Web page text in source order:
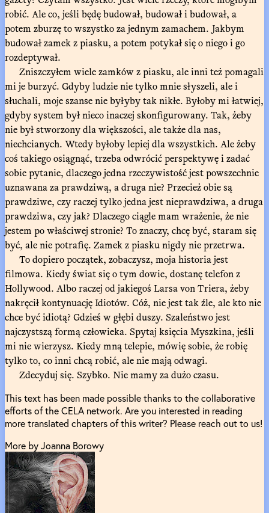
robić. Ale co, jeśli będę budował, budował i budował, a
potem zburzę to wszystko za jednym zamachem. Jakbym
budował zamek z piasku, a potem potykał się o niego i go
rozdeptywał.
Zniszczyłem wiele zamków z piasku, ale inni też pomagali
mi je burzyć. Gdyby ludzie nie tylko mnie słyszeli, ale i
słuchali, moje szanse nie byłyby tak nikłe. Byłoby mi łatwiej,
gdyby system był nieco inaczej skonfigurowany. Tak, żeby
nie był stworzony dla większości, ale także dla nas,
niechcianych. Wtedy byłoby lepiej dla wszystkich. Ale żeby
coś takiego osiągnąć, trzeba odwrócić perspektywę i zadać
sobie pytanie, dlaczego jedna rzeczywistość jest powszechnie
uznawana za prawdziwą, a druga nie? Przecież obie są
prawdziwe, czy raczej tylko jedna jest nieprawdziwa, a druga
prawdziwa, czy jak? Dlaczego ciągle mam wrażenie, że nie
jestem po właściwej stronie? To znaczy, chcę być, staram się
być, ale nie potrafię. Zamek z piasku nigdy nie przetrwa.
To dopiero początek, zobaczysz, moja historia jest
filmowa. Kiedy świat się o tym dowie, dostanę telefon z
Hollywood. Albo raczej od jakiegoś Larsa von Triera, żeby
nakręcił kontynuację Idiotów. Cóż, nie jest tak źle, ale kto nie
chce być idiotą? Gdzieś w głębi duszy. Szaleństwo jest
najczystszą formą człowieka. Spytaj księcia Myszkina, jeśli
mi nie wierzysz. Kiedy mną telepie, mówię sobie, że robię
tylko to, co inni chcą robić, ale nie mają odwagi.
Zdecyduj się. Szybko. Nie mamy za dużo czasu.
This text has been made possible thanks to the collaborative
efforts of the CELA network. Are you interested in reading
more translated chapters of this writer? Please reach out to us!
More by Joanna Borowy